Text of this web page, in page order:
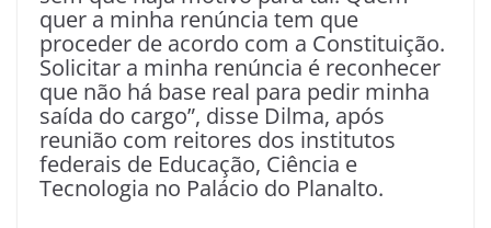
quer a minha renúncia tem que
proceder de acordo com a Constituição.
Solicitar a minha renúncia é reconhecer
que não há base real para pedir minha
saída do cargo”, disse Dilma, após
reunião com reitores dos institutos
federais de Educação, Ciência e
Tecnologia no Palácio do Planalto.